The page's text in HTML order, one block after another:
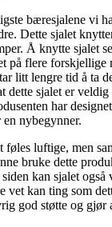
bæresjalene vi
Dette sjalet
Å knytte sjalet
på flere forskjellige
litt lengre tid å ta
dette sjalet er
har
nybegynner.
føles luftige, men
bruke dette
kan sjalet også
vet kan ting som
god støtte og gjør